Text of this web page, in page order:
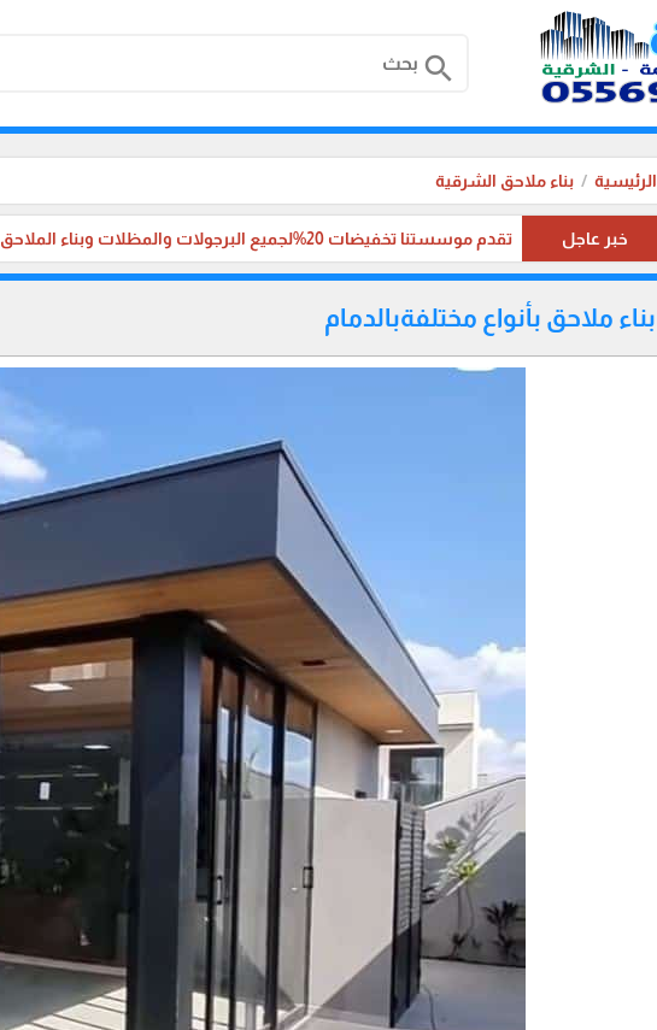
search
الرئيسية بناء ملاحق الشرقية
خبر عاجل تقدم موسستنا تخفيضات 20%لجميع البرجولات والمظلات وبناء الملاحق الخارجية، والترميم ،في جميع مناطق المملكة العربية السعودية.
بناء ملاحق بأنواع مختلفةبالدمام